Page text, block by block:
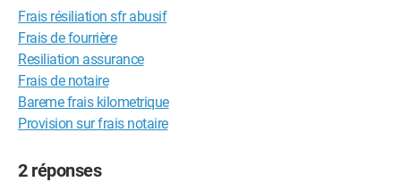
Frais résiliation sfr abusif
Frais de fourrière
Resiliation assurance
Frais de notaire
Bareme frais kilometrique
Provision sur frais notaire
2 réponses